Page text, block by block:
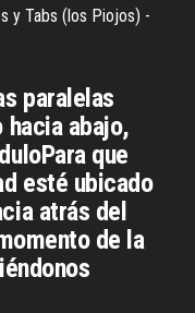
y Tabs (los Piojos) -
paralelas
hacia abajo,
que
esté ubicado
atrás del
de la